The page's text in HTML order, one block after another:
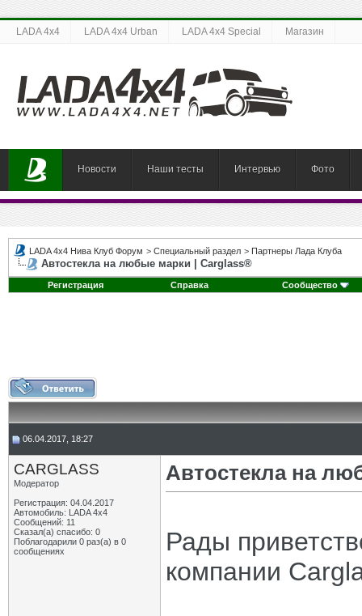
LADA 4x4 LADA 4x4 Urban LADA 4x4 Special Магазин
Новости Наши тесты Интервью Фото
LADA 4x4 Нива Клуб Форум > Специальный раздел > Партнеры Лада Клуба
Автостекла на любые марки | Carglass®
Регистрация Справка Сообщество
06.04.2017, 18:27
CARGLASS
Модератор
Регистрация: 04.04.2017
Автомобиль: LADA 4x4
Сообщений: 11
Сказал(а) спасибо: 0
Поблагодарили 0 раз(а) в 0
сообщениях
Автостекла на
Рады
компании